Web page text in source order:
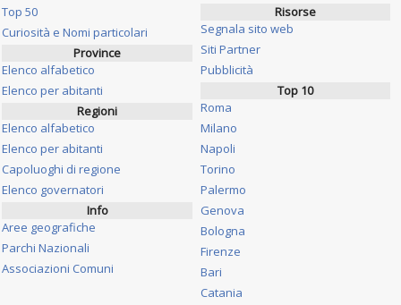
Top 50
Curiosità e Nomi particolari
Province
Elenco alfabetico
Elenco per abitanti
Regioni
Elenco alfabetico
Elenco per abitanti
Capoluoghi di regione
Elenco governatori
Info
Aree geografiche
Parchi Nazionali
Associazioni Comuni
Risorse
Segnala sito web
Siti Partner
Pubblicità
Top 10
Roma
Milano
Napoli
Torino
Palermo
Genova
Bologna
Firenze
Bari
Catania